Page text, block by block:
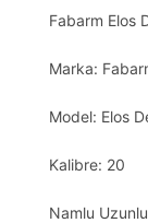
Fabarm Elos
Marka:
Model: Elos
Kalibre: 20
Namlu